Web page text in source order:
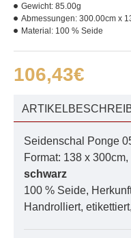
106,43€
Gewicht: 85.00g
Abmessungen: 300.00cm x
Material: 100 % Seide
Seidenschal Ponge
Format: 138 x 300cm,
schwarz
100 % Seide,
Handrolliert,